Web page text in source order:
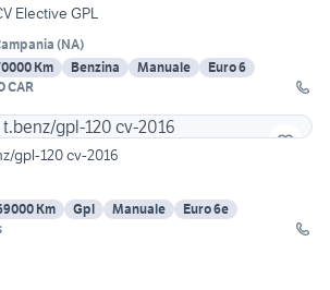
Elective GPL
(NA)
Km Benzina Manuale
Euro 6
CAR
gpl-120 cv-2016
Km Gpl Manuale
Euro 6e